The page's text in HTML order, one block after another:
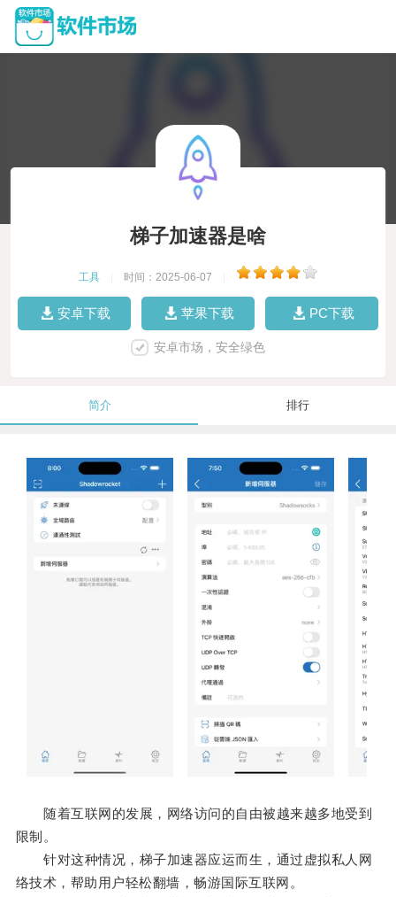
梯子加速器是啥
工具 时间：2025-06-07
安卓下载 苹果下载 PC下载
安卓市场，安全绿色
简介 排行
随着互联网的发展，网络访问的自由被越来越多地受到
限制。
针对这种情况，梯子加速器应运而生，通过虚拟私人网
络技术，帮助用户轻松翻墙，畅游国际互联网。